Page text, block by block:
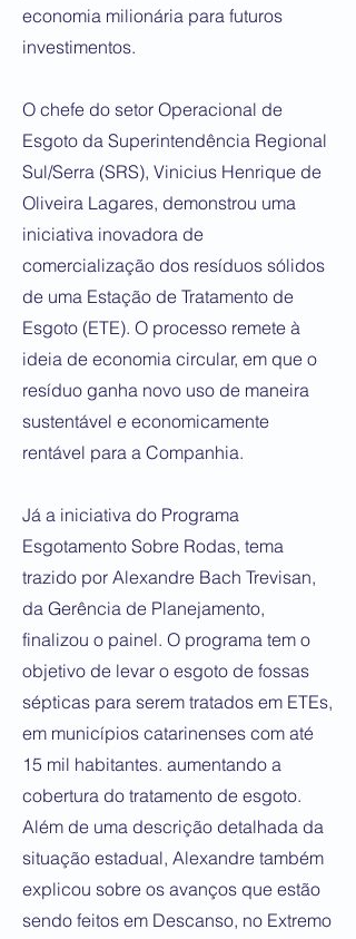
economia milionária para futuros
investimentos.
O chefe do setor Operacional de
Esgoto da Superintendência Regional
Sul/Serra (SRS), Vinicius Henrique de
Oliveira Lagares, demonstrou uma
iniciativa inovadora de
comercialização dos resíduos sólidos
de uma Estação de Tratamento de
Esgoto (ETE). O processo remete à
ideia de economia circular, em que o
resíduo ganha novo uso de maneira
sustentável e economicamente
rentável para a Companhia.
Já a iniciativa do Programa
Esgotamento Sobre Rodas, tema
trazido por Alexandre Bach Trevisan,
da Gerência de Planejamento,
finalizou o painel. O programa tem o
objetivo de levar o esgoto de fossas
sépticas para serem tratados em ETEs,
em municípios catarinenses com até
15 mil habitantes. aumentando a
cobertura do tratamento de esgoto.
Além de uma descrição detalhada da
situação estadual, Alexandre também
explicou sobre os avanços que estão
sendo feitos em Descanso, no Extremo